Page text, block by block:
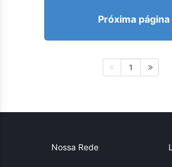
Próxima página
1
Nossa Rede